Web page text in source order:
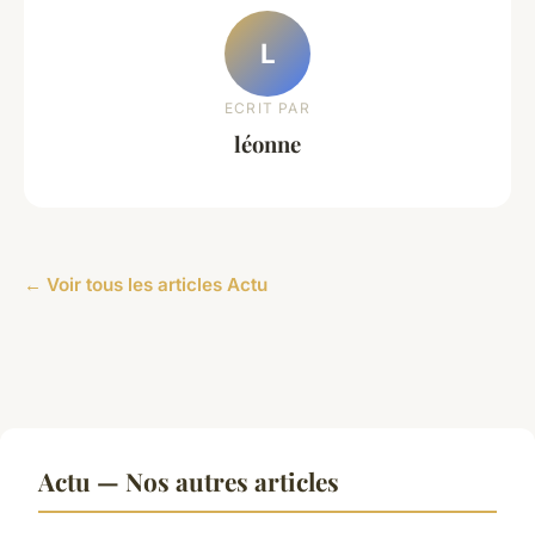
L
ECRIT PAR
léonne
← Voir tous les articles Actu
Actu — Nos autres articles